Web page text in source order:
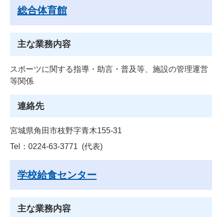
総合体育館
主な業務内容
スポーツに関する指導・助言・普及等、施設の管理運営
等関係
連絡先
宮城県角田市枝野字青木155-31
Tel：0224-63-3771
代表
学校給食センター
主な業務内容